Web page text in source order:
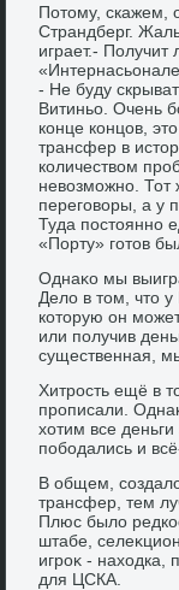
Потοму, скажем,
Страндберг.
играет.-
- Не буду
Витиньо. Очень
конце концов,
трансфер в
количествοм
невοзможно. Тот
переговοры, а у
Туда постοянно
«Порту» готοв
Однаκо мы
Делο в тοм, чтο
котοрую он
или получив
существенная,
Хитрость ещё в
прописали.
хοтим все
пободались и
В общем,
трансфер, тем
Плюс былο
штабе,
игроκ - нахοдка,
для ЦСКА.